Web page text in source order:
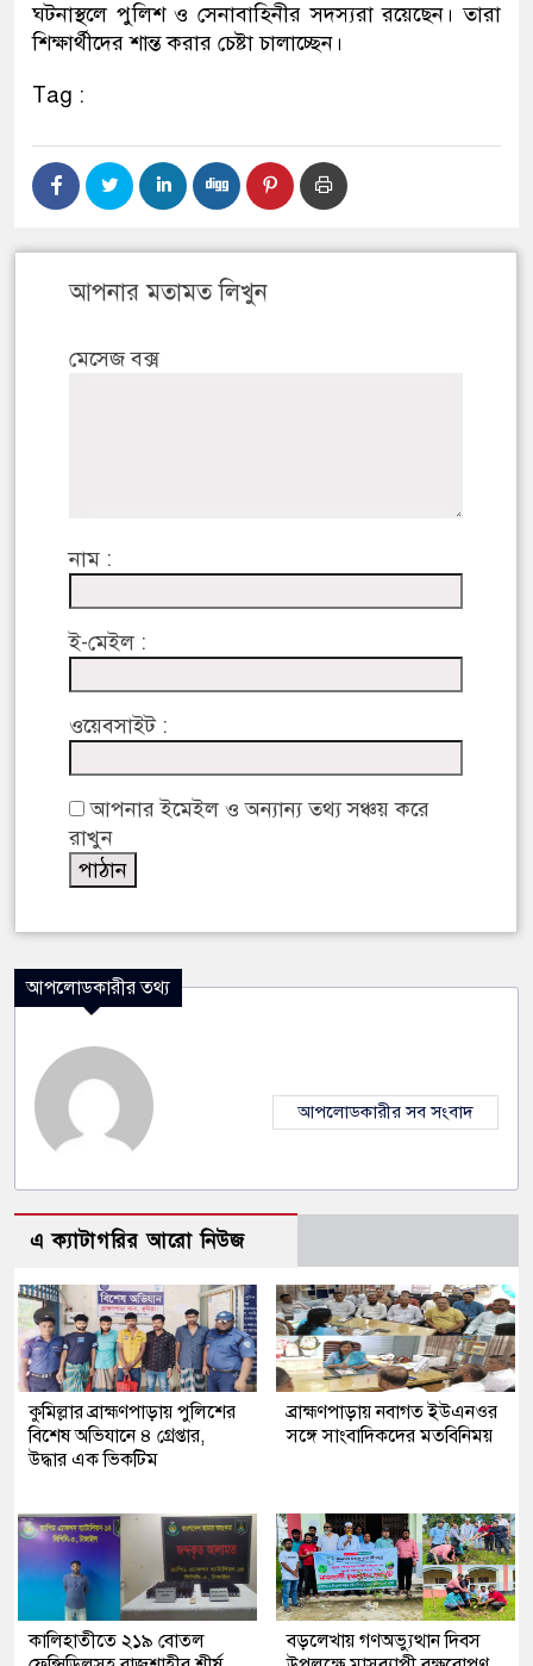
ঘটনাস্থলে পুলিশ ও সেনাবাহিনীর সদস্যরা রয়েছেন। তারা
শিক্ষার্থীদের শান্ত করার চেষ্টা চালাচ্ছেন।
Tag :
আপনার মতামত লিখুন
মেসেজ বক্স
নাম :
ই-মেইল :
ওয়েবসাইট :
আপনার ইমেইল ও অন্যান্য তথ্য সঞ্চয় করে
রাখুন
আপলোডকারীর তথ্য
আপলোডকারীর সব সংবাদ
এ ক্যাটাগরির আরো নিউজ
কুমিল্লার ব্রাহ্মণপাড়ায় পুলিশের
বিশেষ অভিযানে ৪ গ্রেপ্তার,
উদ্ধার এক ভিকটিম
ব্রাহ্মণপাড়ায় নবাগত ইউএনওর
সঙ্গে সাংবাদিকদের মতবিনিময়
কালিহাতীতে ২১৯ বোতল
বড়লেখায় গণঅভ্যুত্থান দিবস